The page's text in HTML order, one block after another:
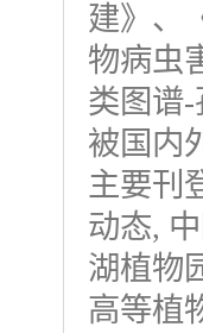
建》、
物病虫
类图谱
被国内
主要刊
动态,
湖植物
高等植